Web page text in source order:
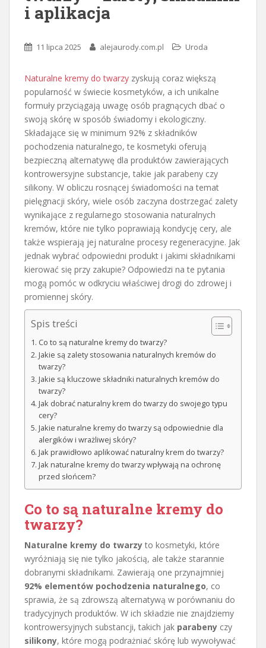
i aplikacja
11 lipca 2025 alejaurody.com.pl Uroda
Naturalne kremy do twarzy zyskują coraz większą
popularność w świecie kosmetyków, a ich unikalne
formuły przyciągają uwagę osób pragnących dbać o
swoją skórę w sposób świadomy i ekologiczny.
Składające się w minimum 92% z składników
pochodzenia naturalnego, te kosmetyki oferują
bezpieczną alternatywę dla produktów zawierających
kontrowersyjne substancje, takie jak parabeny czy
silikony. W obliczu rosnącej świadomości na temat
pielęgnacji skóry, wiele osób zaczyna dostrzegać zalety
wynikające z regularnego stosowania naturalnych
kremów, które nie tylko poprawiają kondycję cery, ale
także wspierają jej naturalne procesy regeneracyjne. Jak
jednak wybrać odpowiedni produkt i jakimi składnikami
kierować się przy zakupie? Odpowiedzi na te pytania
mogą pomóc w odkryciu właściwej drogi do zdrowej i
promiennej skóry.
Spis treści
Co to są naturalne kremy do twarzy?
Jakie są zalety stosowania naturalnych kremów do
twarzy?
Jakie są kluczowe składniki naturalnych kremów do
twarzy?
Jak dobrać naturalny krem do twarzy do swojego typu
cery?
Jakie naturalne kremy do twarzy są odpowiednie dla
alergików i wrażliwej skóry?
Jak prawidłowo aplikować naturalny krem do twarzy?
Jak naturalne kremy do twarzy wpływają na ochronę
przed słońcem?
Co to są naturalne kremy do
twarzy?
Naturalne kremy do twarzy to kosmetyki, które
wyróżniają się nie tylko jakością, ale także starannie
dobranymi składnikami. Zawierają one przynajmniej
92% elementów pochodzenia naturalnego, co
sprawia, że są zdrowszą alternatywą w porównaniu do
tradycyjnych produktów. W ich składzie nie znajdziemy
kontrowersyjnych substancji, takich jak parabeny czy
silikony, które mogą podrażniać skórę lub wywoływać